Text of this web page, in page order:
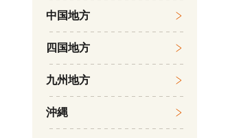
中国地方
四国地方
九州地方
沖縄